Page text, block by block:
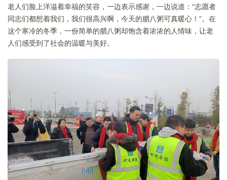
老人们脸上洋溢着幸福的笑容，一边表示感谢，一边说道：“志愿者
同志们都想着我们，我们很高兴啊，今天的腊八粥可真暖心！”。在
这个寒冷的冬季，一份简单的腊八粥却饱含着浓浓的人情味，让老
人们感受到了社会的温暖与美好。